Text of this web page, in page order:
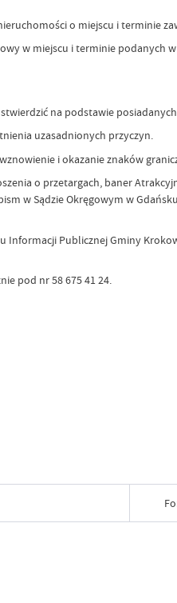
o miejscu i terminie
w miejscu i terminie podanych
na podstawie
uzasadnionych przyczyn.
i okazanie znaków
o przetargach, baner
w Sądzie Okręgowym w
Publicznej Gminy
pod nr 58 675 41 24.